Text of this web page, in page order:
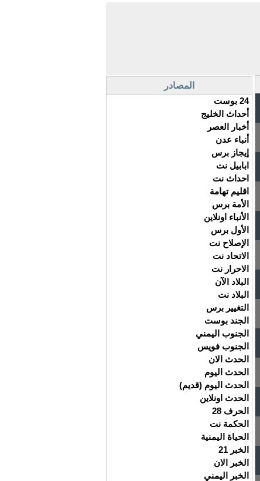
المصادر
24 بوست
أحداث الخليج
أخبار العصر
أنباء عدن
إيجاز برس
ابابيل نت
احداث نت
اقليم تهامة
الأمة برس
الأنباء اونلاين
الأول برس
الإصلاح نت
الاتحاد نت
الاحرار نت
البلاد الآن
البلاد نت
التغيير برس
الجند بوست
الجنوب اليمني
الجنوب فويس
الحدث الان
الحدث اليوم
الحدث اليوم (قديم)
الحدث اونلاين
الحرف 28
الحكمة نت
الحياة اليمنية
الخبر 21
الخبر الان
الخبر اليمني